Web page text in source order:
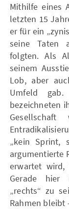
Mithilfe eines
letzten 15
er für ein
seine Taten
folgten. Als
seinem
Lob, aber
Umfeld gab.
bezeichneten
„kein Sprint,
argumentierte
erwartet
Gerade hier
„rechts“ zu
Rahmen bleibt